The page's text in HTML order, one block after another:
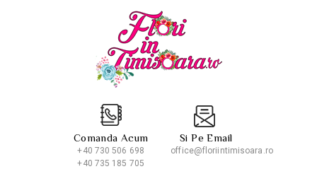
Comanda Acum
+40 730 506 698
+40 735 185 705
Si Pe Email
office@floriintimisoara.ro